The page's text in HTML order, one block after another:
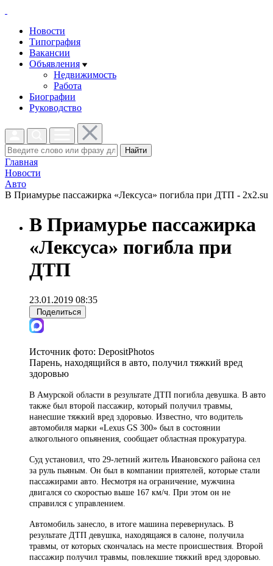
Новости
Типография
Вакансии
Объявления
Недвижимость
Работа
Биографии
Руководство
Найти
Главная
Новости
Авто
В Приамурье пассажирка «Лексуса» погибла при ДТП - 2x2.su
В Приамурье пассажирка
«Лексуса» погибла при
ДТП
23.01.2019 08:35
Поделиться
Источник фото: DepositPhotos
Парень, находящийся в авто, получил тяжкий вред
здоровью
В Амурской области в результате ДТП погибла девушка. В авто
также был второй пассажир, который получил травмы,
нанесшие тяжкий вред здоровью. Известно, что водитель
автомобиля марки «Lexus GS 300» был в состоянии
алкогольного опьянения, сообщает областная прокуратура.
Суд установил, что 29-летний житель Ивановского района сел
за руль пьяным. Он был в компании приятелей, которые стали
пассажирами авто. Несмотря на ограничение, мужчина
двигался со скоростью выше 167 км/ч. При этом он не
справился с управлением.
Автомобиль занесло, в итоге машина перевернулась. В
результате ДТП девушка, находящаяся в салоне, получила
травмы, от которых скончалась на месте происшествия. Второй
пассажир получил травмы, повлекшие тяжкий вред здоровью.